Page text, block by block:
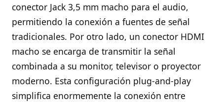
conector Jack 3,5 mm macho para el audio,
permitiendo la conexión a fuentes de señal
tradicionales. Por otro lado, un conector HDMI
macho se encarga de transmitir la señal
combinada a su monitor, televisor o proyector
moderno. Esta configuración plug-and-play
simplifica enormemente la conexión entre